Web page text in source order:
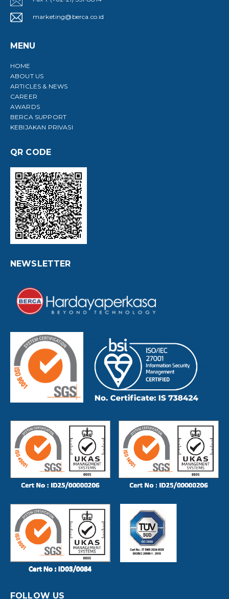
marketing@berca.co.id
MENU
HOME
ABOUT US
ARTICLES & NEWS
CAREER
AWARDS
BERCA SUPPORT
KEBIJAKAN PRIVASI
QR CODE
NEWSLETTER
FOLLOW US